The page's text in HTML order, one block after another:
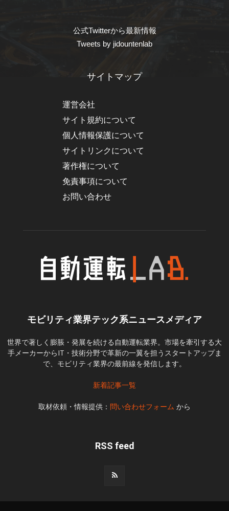
公式Twitterから最新情報
Tweets by jidountenlab
サイトマップ
運営会社
サイト規約について
個人情報保護について
サイトリンクについて
著作権について
免責事項について
お問い合わせ
モビリティ業界テック系ニュースメディア
世界で著しく膨脹・発展を続ける自動運転業界。市場を牽引する大
手メーカーからIT・技術分野で革新の一翼を担うスタートアップま
で、モビリティ業界の最前線を発信します。
新着記事一覧
取材依頼・情報提供： 問い合わせフォーム から
RSS feed